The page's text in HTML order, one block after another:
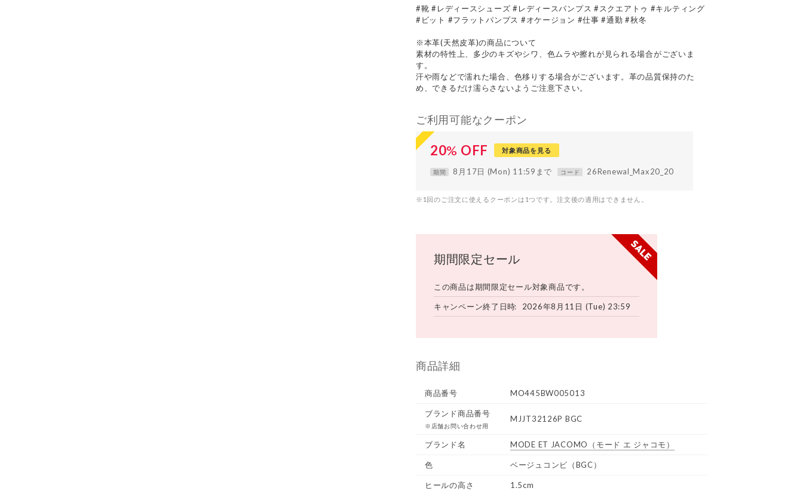
#靴 #レディースシューズ #レディースパンプス #スクエアトゥ #キルティング
#ビット #フラットパンプス #オケージョン #仕事 #通勤 #秋冬
※本革(天然皮革)の商品について
素材の特性上、多少のキズやシワ、色ムラや擦れが見られる場合がございま
す。
汗や雨などで濡れた場合、色移りする場合がございます。革の品質保持のた
め、できるだけ濡らさないようご注意下さい。
ご利用可能なクーポン
20% OFF 対象商品を見る
期間 8月17日 (Mon) 11:59まで コード 26Renewal_Max20_20
※1回のご注文に使えるクーポンは1つです。注文後の適用はできません。
期間限定セール
この商品は期間限定セール対象商品です。
キャンペーン終了日時 2026年8月11日 (Tue) 23:59
商品詳細
商品番号 MO445BW005013
ブランド商品番号
※店舗お問い合わせ用
MJJT32126P BGC
ブランド名 MODE ET JACOMO （モード エ ジャコモ）
色 ベージュコンビ（BGC）
ヒールの高さ 1.5cm